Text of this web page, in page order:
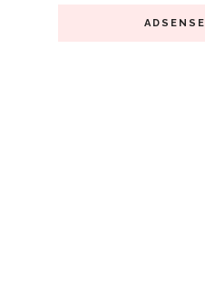
ADSENSE